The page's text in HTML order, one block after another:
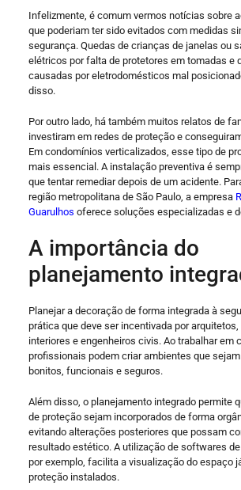
Infelizmente, é comum vermos notícias sobre
que poderiam ter sido evitados com medidas
segurança. Quedas de crianças de janelas ou
elétricos por falta de protetores em tomadas e
causadas por eletrodomésticos mal
disso.
Por outro lado, há também muitos relatos de
investiram em redes de proteção e
Em condomínios verticalizados, esse tipo de
mais essencial. A instalação preventiva é
que tentar remediar depois de um acidente.
região metropolitana de São Paulo, a empresa
Guarulhos oferece soluções especializadas e
A importância do
planejamento
Planejar a decoração de forma integrada à
prática que deve ser incentivada por
interiores e engenheiros civis. Ao trabalhar em
profissionais podem criar ambientes que
bonitos, funcionais e seguros.
Além disso, o planejamento integrado permite
de proteção sejam incorporados de forma
evitando alterações posteriores que possam
resultado estético. A utilização de softwares
por exemplo, facilita a visualização do espaço
proteção instalados.